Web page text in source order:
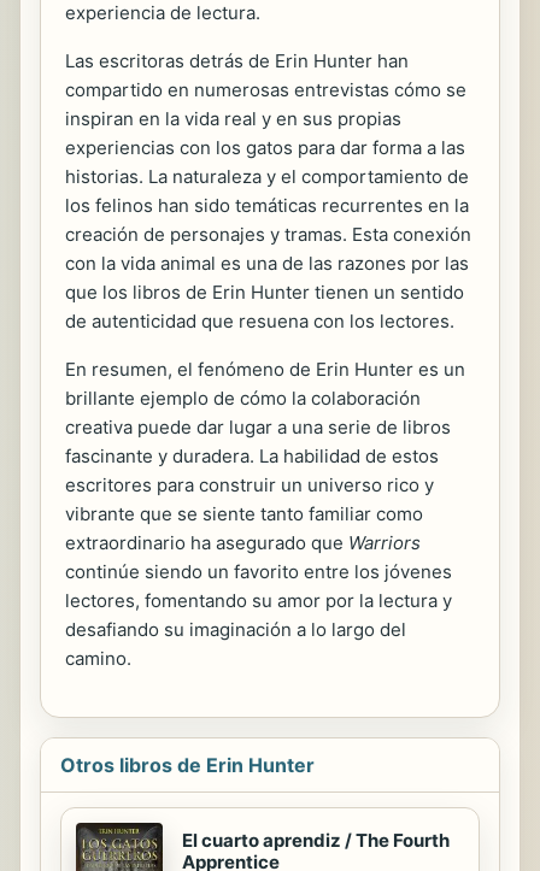
experiencia de lectura.
Las escritoras detrás de Erin Hunter han
compartido en numerosas entrevistas cómo se
inspiran en la vida real y en sus propias
experiencias con los gatos para dar forma a las
historias. La naturaleza y el comportamiento de
los felinos han sido temáticas recurrentes en la
creación de personajes y tramas. Esta conexión
con la vida animal es una de las razones por las
que los libros de Erin Hunter tienen un sentido
de autenticidad que resuena con los lectores.
En resumen, el fenómeno de Erin Hunter es un
brillante ejemplo de cómo la colaboración
creativa puede dar lugar a una serie de libros
fascinante y duradera. La habilidad de estos
escritores para construir un universo rico y
vibrante que se siente tanto familiar como
extraordinario ha asegurado que Warriors
continúe siendo un favorito entre los jóvenes
lectores, fomentando su amor por la lectura y
desafiando su imaginación a lo largo del
camino.
Otros libros de Erin Hunter
El cuarto aprendiz / The Fourth
Apprentice